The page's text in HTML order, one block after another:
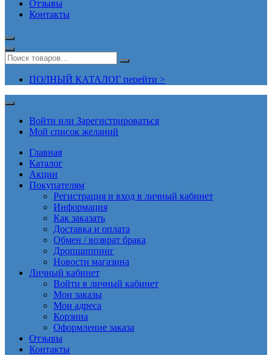
Отзывы
Контакты
ПОЛНЫЙ КАТАЛОГ перейти >
Войти или Зарегистрироваться
Мой список желаний
Главная
Каталог
Акции
Покупателям
Регистрация и вход в личный кабинет
Информация
Как заказать
Доставка и оплата
Обмен / возврат брака
Дропшиппинг
Новости магазина
Личный кабинет
Войти в личный кабинет
Мои заказы
Мои адреса
Корзина
Оформление заказа
Отзывы
Контакты